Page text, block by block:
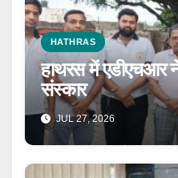
HATHRAS
हाथरस में एडीएचआर
संस्कार
JUL 27, 2026